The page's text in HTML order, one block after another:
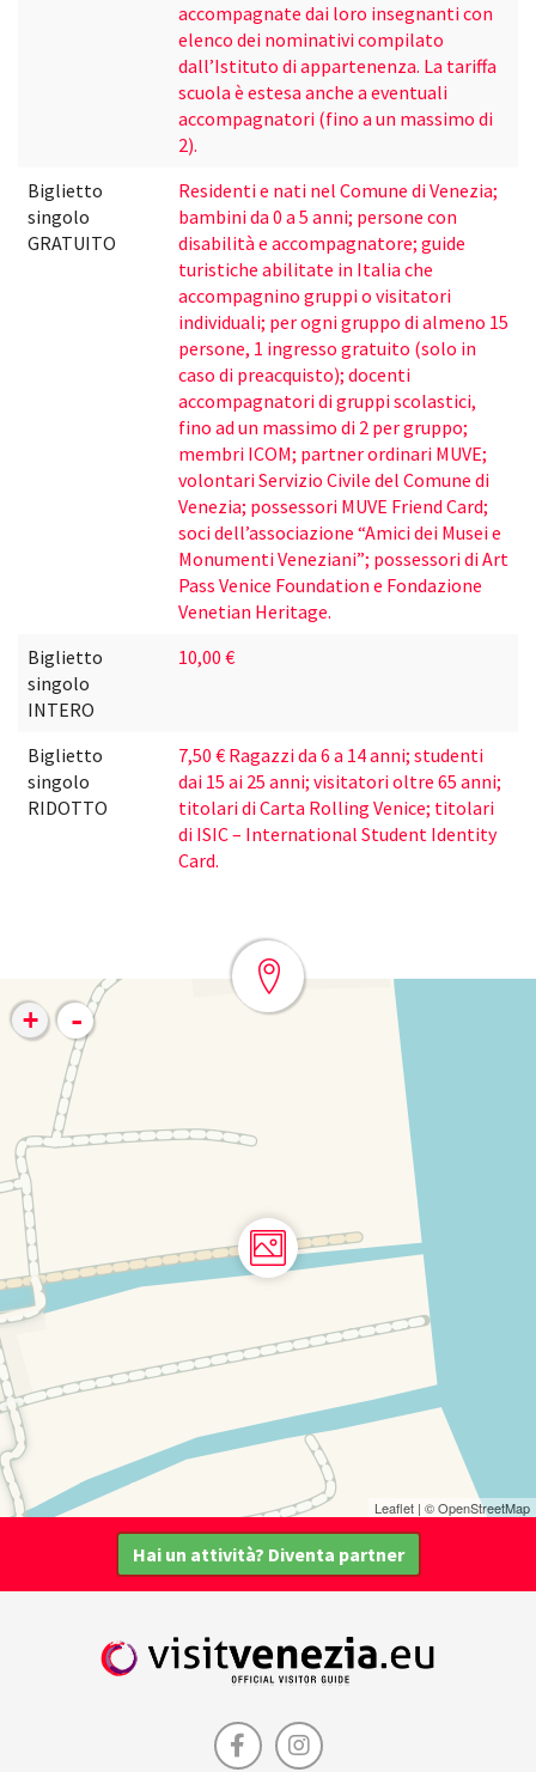
accompagnate dai loro insegnanti con
elenco dei nominativi compilato
dall’Istituto di appartenenza. La tariffa
scuola è estesa anche a eventuali
accompagnatori (fino a un massimo di
2).
Biglietto
singolo
GRATUITO
Residenti e nati nel Comune di Venezia;
bambini da 0 a 5 anni; persone con
disabilità e accompagnatore; guide
turistiche abilitate in Italia che
accompagnino gruppi o visitatori
individuali; per ogni gruppo di almeno 15
persone, 1 ingresso gratuito (solo in
caso di preacquisto); docenti
accompagnatori di gruppi scolastici,
fino ad un massimo di 2 per gruppo;
membri ICOM; partner ordinari MUVE;
volontari Servizio Civile del Comune di
Venezia; possessori MUVE Friend Card;
soci dell’associazione “Amici dei Musei e
Monumenti Veneziani”; possessori di Art
Pass Venice Foundation e Fondazione
Venetian Heritage.
Biglietto
singolo
INTERO
10,00 €
Biglietto
singolo
RIDOTTO
7,50 € Ragazzi da 6 a 14 anni; studenti
dai 15 ai 25 anni; visitatori oltre 65 anni;
titolari di Carta Rolling Venice; titolari
di ISIC – International Student Identity
Card.
+ -
Leaflet | ©OpenStreetMap
Hai un attività? Diventa partner